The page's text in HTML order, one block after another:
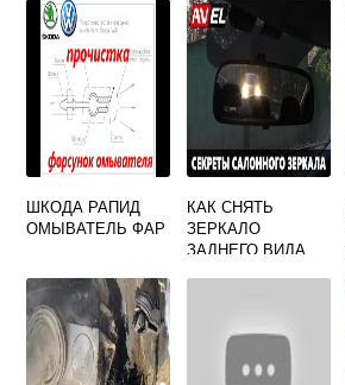
ШКОДА РАПИД
ОМЫВАТЕЛЬ ФАР
КАК СНЯТЬ
ЗЕРКАЛО
ЗАДНЕГО ВИДА